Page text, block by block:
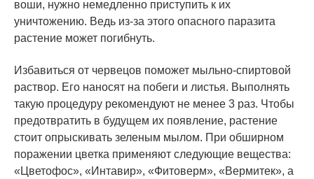
воши, нужно немедленно приступить к их
уничтожению. Ведь из-за этого опасного паразита
растение может погибнуть.
Избавиться от червецов поможет мыльно-спиртовой
раствор. Его наносят на побеги и листья. Выполнять
такую процедуру рекомендуют не менее 3 раз. Чтобы
предотвратить в будущем их появление, растение
стоит опрыскивать зеленым мылом. При обширном
поражении цветка применяют следующие вещества:
«Цветофос», «Интавир», «Фитоверм», «Вермитек», а